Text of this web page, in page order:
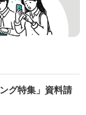
グ特集」資料請